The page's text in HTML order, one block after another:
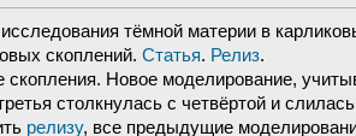
тёмной материи в
скоплений. Статья. Релиз.
Новое моделирование,
столкнулась с четвёртой и
релизу, все предыдущие